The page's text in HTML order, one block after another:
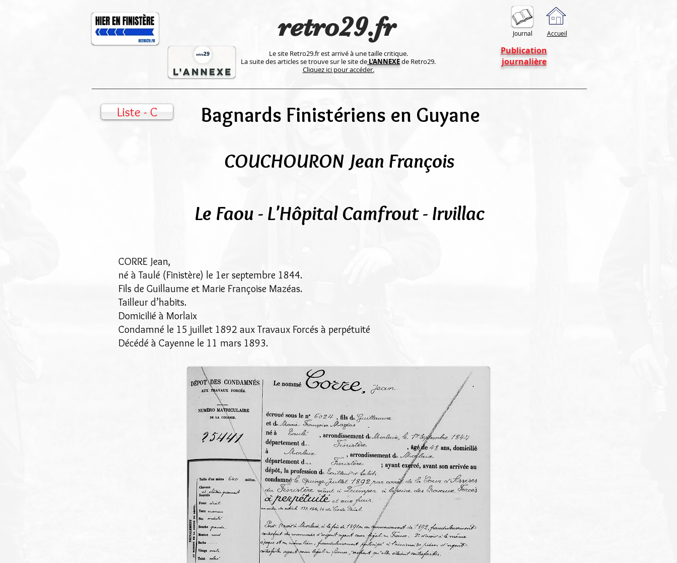
retro29.fr
Le site Retro29.fr est arrivé à une taille critique.
La suite des articles se trouve sur le site deL'ANNEXEde Retro29.
Cliquez ici pour accéder.
Journal Accueil
Publication
journalière
Liste - C
Bagnards Finistériens en Guyane
COUCHOURON Jean François
Le Faou - L'Hôpital Camfrout - Irvillac
CORRE Jean,
né à Taulé (Finistère) le 1er septembre 1844.
Fils de Guillaume et Marie Françoise Mazéas.
Tailleur d’habits.
Domicilié à Morlaix
Condamné le 15 juillet 1892 aux Travaux Forcés à perpétuité
Décédé à Cayenne le 11 mars 1893.